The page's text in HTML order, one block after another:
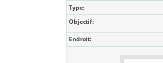
Type:
Objectif:
Endroit: